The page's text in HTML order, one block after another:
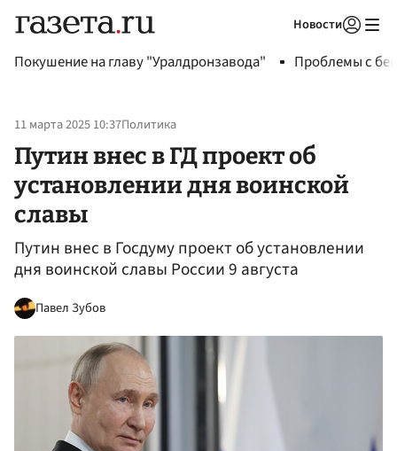
Новости
Покушение на главу "Уралдронзавода" Проблемы с
11 марта 2025 10:37Политика
Путин внес в ГД проект об
установлении дня воинской
славы
Путин внес в Госдуму проект об установлении
дня воинской славы России 9 августа
Павел Зубов